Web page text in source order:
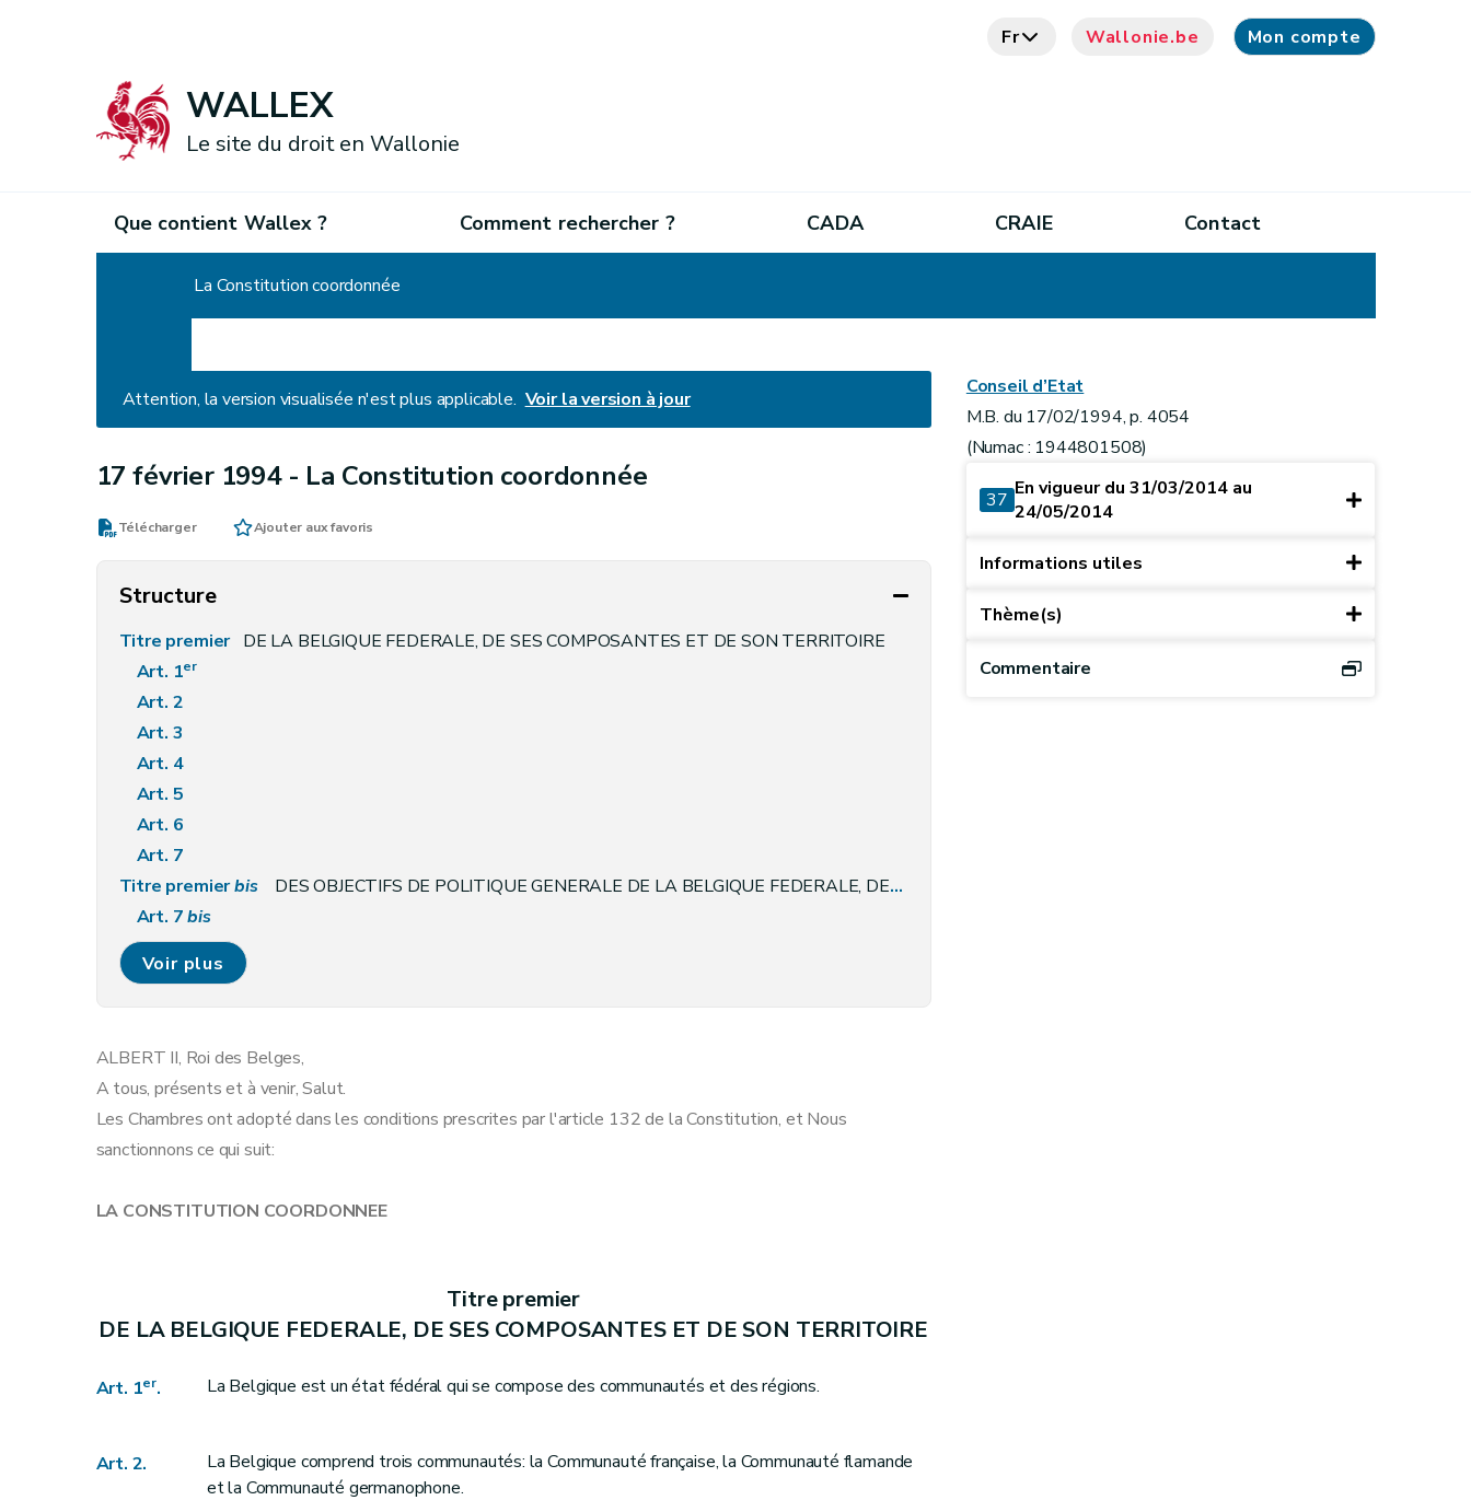
Fr Wallonie.be Mon compte
WALLEX
Le site du droit en Wallonie
Que contient Wallex ? Comment rechercher ? CADA CRAIE Contact
La Constitution coordonnée
Attention, la version visualisée n'est plus applicable. Voir la version à jour
17 février 1994 - La Constitution coordonnée
Télécharger Ajouter aux favoris
Structure
Titre premier DE LA BELGIQUE FEDERALE, DE SES COMPOSANTES ET DE SON TERRITOIRE
Art. 1er
Art. 2
Art. 3
Art. 4
Art. 5
Art. 6
Art. 7
Titre premierbis
DES OBJECTIFS DE POLITIQUE GENERALE DE LA BELGIQUE FEDERALE, DES COMMUNAUTES ET DES REGIONS
Art. 7bis
Titre II DES BELGES ET DE LEURS DROITS
Art. 8
Art. 11
Art. 11bis
Art. 12
Art. 13
Art. 14 bis
Art. 19
Art. 22
bis
Voir plus
ALBERT II, Roi des Belges,
A tous, présents et à venir, Salut.
Les Chambres ont adopté dans les conditions prescrites par l'article 132 de la Constitution, et Nous
sanctionnons ce qui suit:
LA CONSTITUTION COORDONNEE
Titre premier
DE LA BELGIQUE FEDERALE, DE SES COMPOSANTES ET DE SON TERRITOIRE
Art. 1er. La Belgique est un état fédéral qui se compose des communautés et des régions.
Art. 2.
La Belgique comprend trois communautés: la Communauté française, la Communauté flamande
et la Communauté germanophone.
Conseil d’Etat
M.B. du 17/02/1994, p. 4054
(Numac : 1944801508)
37 En vigueur du 31/03/2014 au
24/05/2014
Informations utiles
Thème(s)
Commentaire